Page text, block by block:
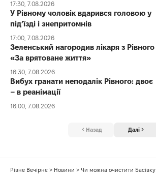
17:30, 7.08.2026
У Рівному чоловік вдарився головою у
під’їзді і знепритомнів
17:00, 7.08.2026
Зеленський нагородив лікаря з Рівного
«За врятоване життя»
16:30, 7.08.2026
Вибух гранати неподалік Рівного: двоє
– в реанімації
16:00, 7.08.2026
Назад Далі
Рівне Вечірнє > Новини > Чи можна очистити